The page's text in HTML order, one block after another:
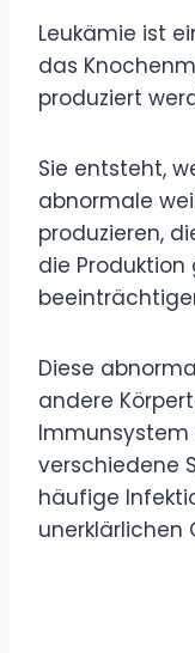
Leukämie ist
das
produziert
Sie entsteht,
abnormale
produzieren,
die Produktion
Diese
andere
verschiedene
häufige
unerklärlichen